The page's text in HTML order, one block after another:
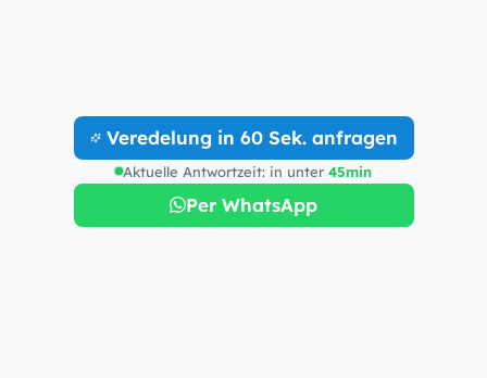
Veredelung in 60 Sek. anfragen
Aktuelle Antwortzeit: in unter 45min
Per WhatsApp
Kollektion ansehen